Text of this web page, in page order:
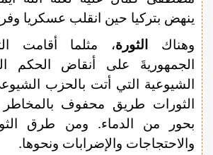
ينهض بتركيا حين انقلب عسكريا
وهناك
الثورة، مثلما أقامت
الجمهوريةَ على أنقاض الحكم
الشيوعية التي أتت بالحزب
الثورات طريق محفوف
بحور من الدماء. ومن طرق
والاحتجاجات والإضرابات ونحوها.